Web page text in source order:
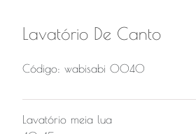
Lavatório De Canto
Código: wabisabi 0040
Lavatório meia lua